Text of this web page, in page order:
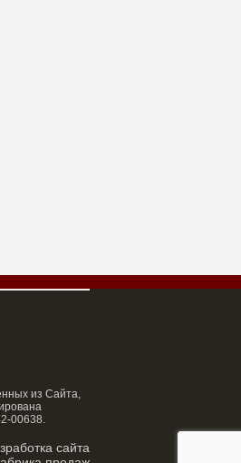
из Сайта,
00638.
сайта